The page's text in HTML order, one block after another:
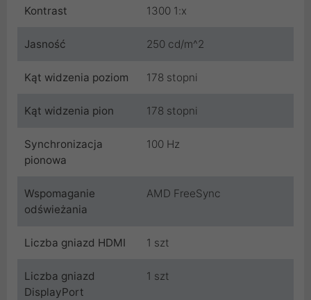
Kontrast 1300 1:x
Jasność 250 cd/m^2
Kąt widzenia poziom 178 stopni
Kąt widzenia pion 178 stopni
Synchronizacja
pionowa
100 Hz
Wspomaganie
odświeżania
AMD FreeSync
Liczba gniazd HDMI 1 szt
Liczba gniazd
DisplayPort
1 szt